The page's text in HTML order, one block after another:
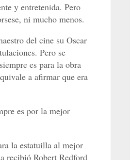
y entretenida. Pero
ni mucho menos.
del cine su Oscar
Pero se
es para la obra
a afirmar que era
es por la mejor
la estatuilla al mejor
recibió Robert Redford